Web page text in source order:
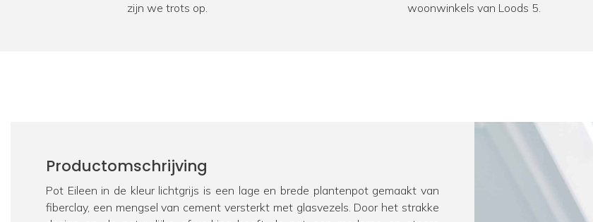
zijn we trots op.
woonwinkels van Loods 5.
Productomschrijving
Pot Eileen in de kleur lichtgrijs is een lage en brede plantenpot gemaakt van
fiberclay, een mengsel van cement versterkt met glasvezels. Door het strakke